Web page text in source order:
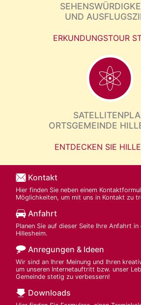
UND
ERKUNDUNGSTOUR
ORTSGEMEINDE
ENTDECKEN SIE
Kontakt
Hier finden Sie neben einem
Möglichkeiten, um mit uns in Kontakt zu
Anfahrt
Planen Sie auf dieser Seite Ihre Anfahrt
Hillesheim.
Anregungen & Ideen
Wir sind an Ihrer Meinung und Ihren
um unseren Internetauftritt bzw. unser
Gemeinde stetig zu verbessern!
Downloads